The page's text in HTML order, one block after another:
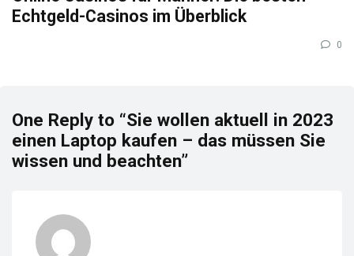
Echtgeld-Casinos im Überblick
0
One Reply to “Sie wollen aktuell in 2023
einen Laptop kaufen – das müssen Sie
wissen und beachten”